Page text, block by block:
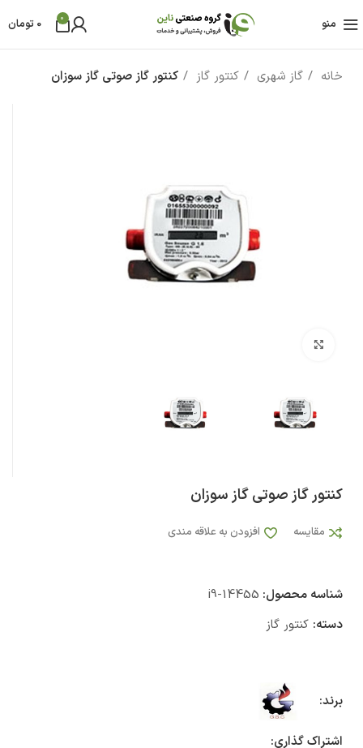
منو 0
0 تومان
خانه گاز شهری کنتور گاز کنتور گاز صوتی گاز سوزان
کنتور گاز صوتی گاز سوزان
مقایسه افزودن به علاقه مندی
شناسه محصول: i9-14455
دسته: کنتور گاز
برند:
اشتراک گذاری: